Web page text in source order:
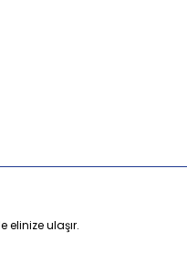
elinize ulaşır.